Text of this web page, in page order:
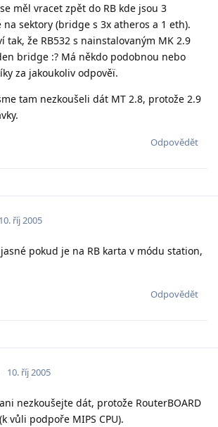
měl vracet zpět do RB kde jsou 3
sektory (bridge s 3x atheros a 1 eth).
tak, že RB532 s nainstalovaným MK 2.9
bridge :? Má někdo podobnou nebo
za jakoukoliv odpověï.
tam nezkoušeli dát MT 2.8, protože 2.9
Odpovědět
10. říj 2005
pokud je na RB karta v módu station,
Odpovědět
10. říj 2005
nezkoušejte dát, protože RouterBOARD
vůli podpoře MIPS CPU).